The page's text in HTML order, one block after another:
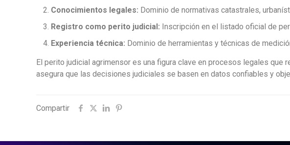
Conocimientos legales: Dominio de normativas catastrales,
Registro como perito judicial: Inscripción en el listado oficial de
Experiencia técnica: Dominio de herramientas y técnicas de
El perito judicial agrimensor es una figura clave en procesos legales
asegura que las decisiones judiciales se basen en datos confiables y
Compartir